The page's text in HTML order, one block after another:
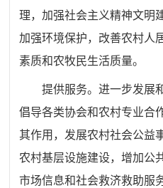
理，加强社会主义精神文明
加强环境保护，改善农村人
素质和农牧民生活质量。
提供服务。进一步发展
倡导各类协会和农村专业合
其作用，发展农村社会公益
农村基层设施建设，增加公
市场信息和社会救济救助服